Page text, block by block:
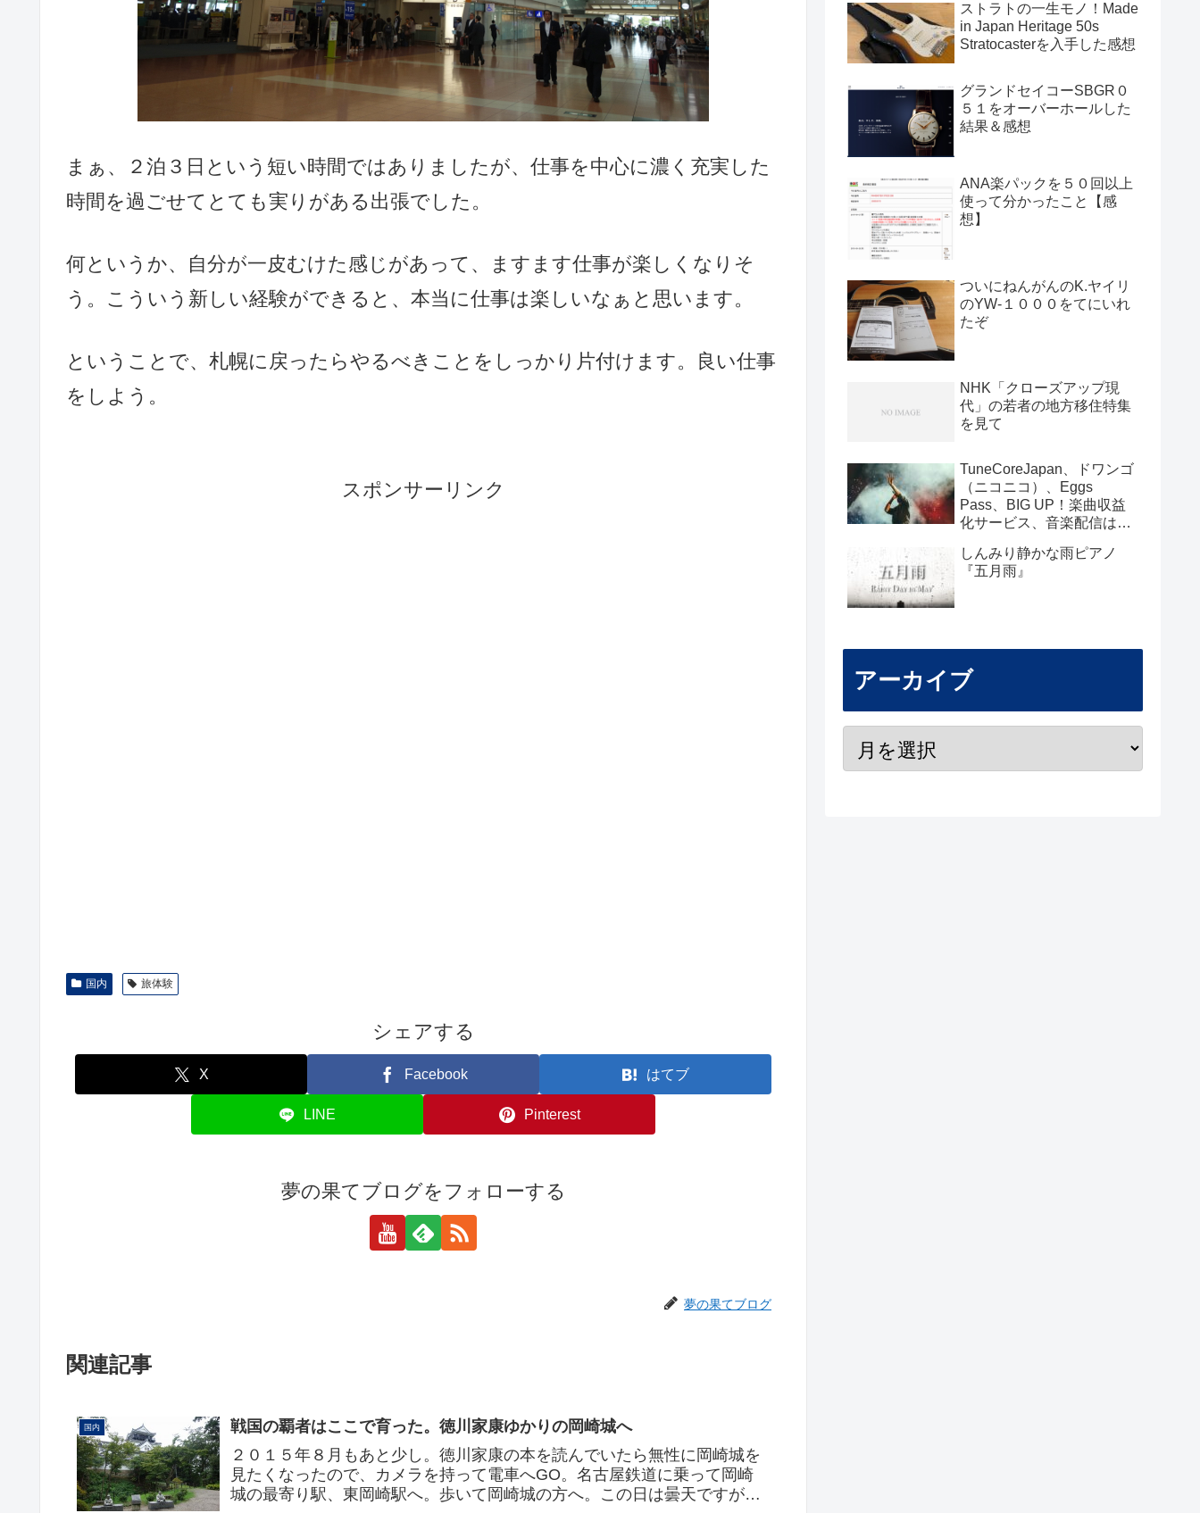
まぁ、２泊３日という短い時間ではありましたが、仕事を中心に濃く充実した
時間を過ごせてとても実りがある出張でした。
何というか、自分が一皮むけた感じがあって、ますます仕事が楽しくなりそ
う。こういう新しい経験ができると、本当に仕事は楽しいなぁと思います。
ということで、札幌に戻ったらやるべきことをしっかり片付けます。良い仕事
をしよう。
スポンサーリンク
国内 旅体験
シェアする
X Facebook はてブ
LINE Pinterest
夢の果てブログをフォローする
夢の果てブログ
関連記事
国内
戦国の覇者はここで育った。徳川家康ゆかりの岡崎城へ
２０１５年８月もあと少し。徳川家康の本を読んでいたら無性に岡崎城を
見たくなったので、カメラを持って電車へGO。名古屋鉄道に乗って岡崎
城の最寄り駅、東岡崎駅へ。歩いて岡崎城の方へ。この日は曇天ですが、
ストラトの一生モノ！Made
in Japan Heritage 50s
Stratocasterを入手した感想
グランドセイコーSBGR０
５１をオーバーホールした
結果＆感想
ANA楽パックを５０回以上
使って分かったこと【感
想】
ついにねんがんのK.ヤイリ
のYW-１０００をてにいれ
たぞ
NHK「クローズアップ現
代」の若者の地方移住特集
を見て
TuneCoreJapan、ドワンゴ
（ニコニコ）、Eggs
Pass、BIG UP！楽曲収益
化サービス、音楽配信はど
しんみり静かな雨ピアノ
『五月雨』
アーカイブ